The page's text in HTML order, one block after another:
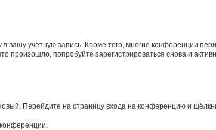
вашу учётную запись. Кроме того, многие конференции
попробуйте зарегистрироваться снова и
Перейдите на страницу входа на конференцию и